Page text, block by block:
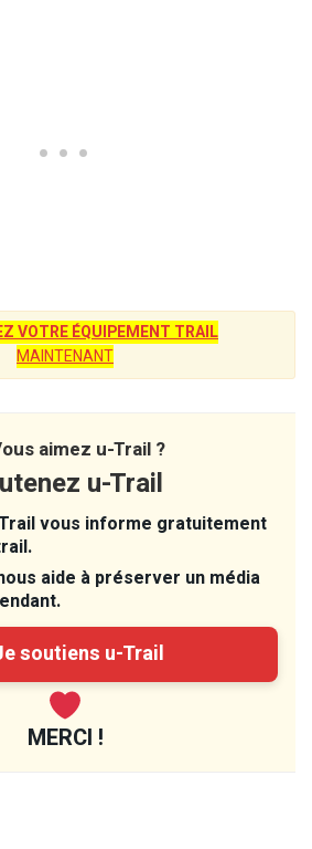
VOTRE ÉQUIPEMENT TRAIL
MAINTENANT
aimez u-Trail ?
u-Trail
vous informe gratuitement
aide à préserver un média
soutiens u-Trail
MERCI !